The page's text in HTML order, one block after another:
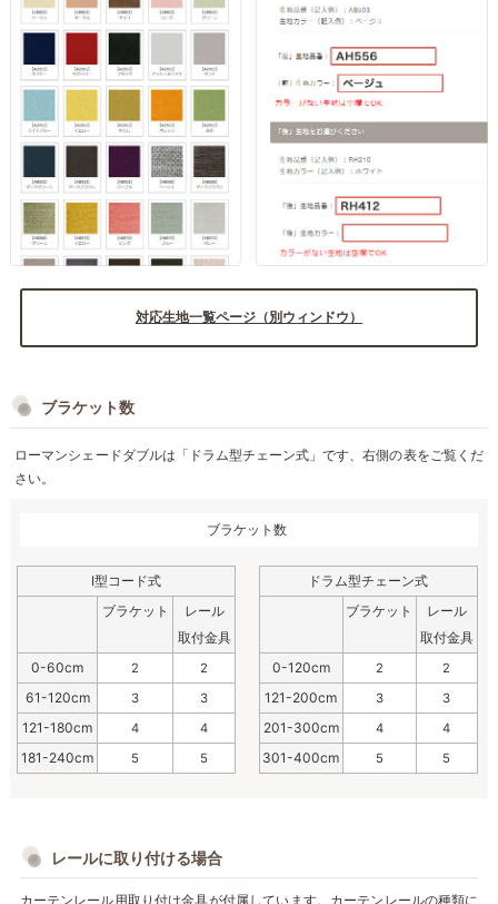
後：
RB258（ホワイト）
後：RB258（ホワイト）
RB258（ホワイト）
後：RB258（ホワイト）
前：YH984（マスタード）
前：YH8000
後：
RB258（ホワイト）
後：RB258（ホワイト）
RB258（ホワイト）
後：RB258（ホワイト）
前：YH842（オレンジ）
RB258（ホワイト）
前：YH845
後：
RH412
後：RB258（ピンク）
RB258（ブルー）
後：RH412
前：YH843
前：YH805（ピンク）
RB258（ホワイト）
対応生地一覧ページ（別ウィンドウ）
ブラケット数
ローマンシェードダブルは「ドラム型チェーン式」です、右側の表をご覧くだ
さい。
ブラケット数
I型コード式
ブラケット
レール
取付金具
0-60cm
2 2
61-120cm 3 3
121-180cm 4 4
181-240cm 5 5
ドラム型チェーン式
ブラケット
レール
取付金具
0-120cm
2 2
121-200cm 3 3
201-300cm 4 4
301-400cm 5 5
レールに取り付ける場合
カーテンレール用取り付け金具が付属しています。カーテンレールの種類に